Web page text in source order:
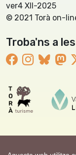
ver4 XII-2025
© 2021 Torà on-
Troba'ns a